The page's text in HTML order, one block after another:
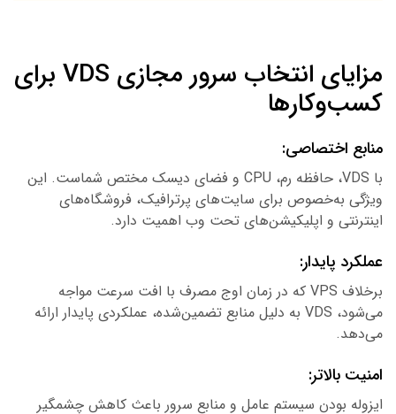
مزایای انتخاب سرور مجازی VDS برای
اختصاصی:
با VDS، حافظه رم، CPU و فضای دیسک مختص شماست. این
به‌خصوص برای سایت‌های پرترافیک، فروشگاه‌های
و اپلیکیشن‌های تحت وب اهمیت دارد.
پایدار:
برخلاف VPS که در زمان اوج مصرف با افت سرعت مواجه
می‌شود، VDS به دلیل منابع تضمین‌شده، عملکردی پایدار ارائه
بالاتر:
بودن سیستم عامل و منابع سرور باعث کاهش چشمگیر